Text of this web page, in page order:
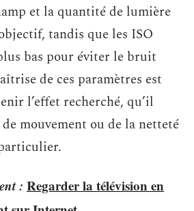
et la quantité de lumière
tandis que les ISO
bas pour éviter le bruit
de ces paramètres est
l’effet recherché, qu’il
de mouvement ou de la netteté
: Regarder la télévision en